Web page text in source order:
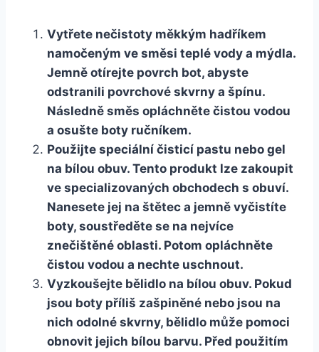
Vytřete nečistoty měkkým ⁣hadříkem
namočeným ve směsi teplé vody a mýdla.‌
Jemně otírejte povrch bot, abyste
odstranili povrchové ⁤skvrny​ a špínu.
Následně ‌směs opláchněte čistou vodou
a osušte ⁢boty ručníkem.
Použijte speciální⁢ čisticí pastu nebo gel‍
na bílou obuv. Tento produkt​ lze zakoupit⁤
ve specializovaných obchodech s obuví.
Nanesete jej na štětec a⁢ jemně vyčistíte
boty, ⁣soustředěte se na nejvíce
‍znečištěné oblasti. Potom ‌opláchněte
čistou vodou a nechte uschnout.
Vyzkoušejte ⁣bělidlo na⁤ bílou obuv. ‌Pokud
jsou boty příliš zašpiněné nebo jsou na
nich ⁣odolné skvrny, bělidlo může pomoci
obnovit‌ jejich bílou barvu. Před použitím